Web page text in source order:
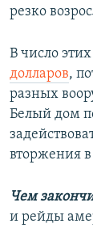
резко
В число
долларов,
разных
Белый дом
вторжения
Чем
и рейды